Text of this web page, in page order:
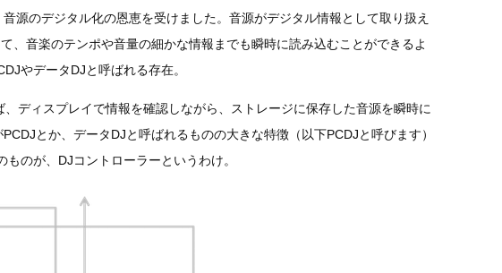
源のデジタル化の恩恵を受けました。音源がデジタル情報として取り扱え
、音楽のテンポや音量の細かな情報までも瞬時に読み込むことができるよ
やデータDJと呼ばれる存在。
ディスプレイで情報を確認しながら、ストレージに保存した音源を瞬時に
とか、データDJと呼ばれるものの大きな特徴（以下PCDJと呼びます）
のが、DJコントローラーというわけ。